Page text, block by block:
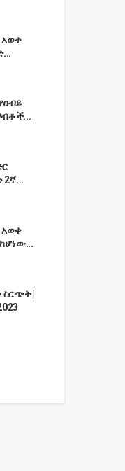
አወቀ
2ኛ...
አወቀ
|